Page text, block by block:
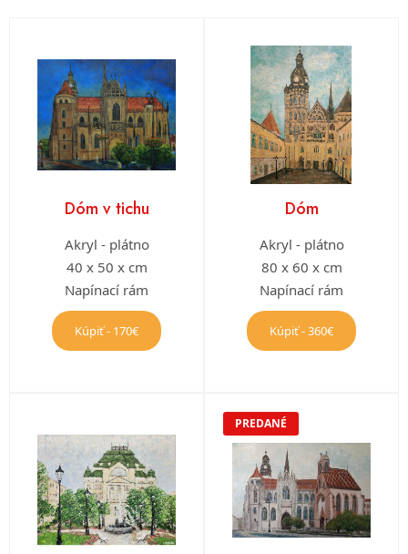
Dóm v tichu
Akryl - plátno
40 x 50 x cm
Napínací rám
Kúpiť - 170€
Dóm
Akryl - plátno
80 x 60 x cm
Napínací rám
Kúpiť - 360€
PREDANÉ